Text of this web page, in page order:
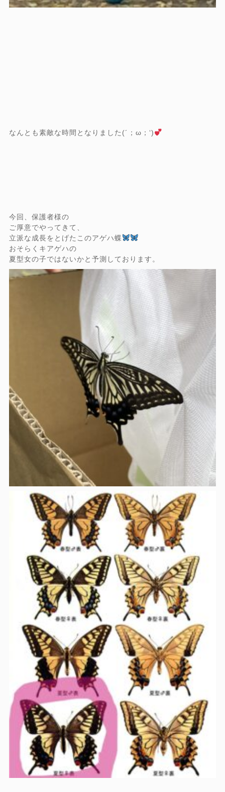
なんとも素敵な時間となりました(´；ω；‘)
今回、保護者様の
ご厚意でやってきて、
立派な成長をとげたこのアゲハ蝶
おそらくキアゲハの
夏型女の子ではないかと予測しております。